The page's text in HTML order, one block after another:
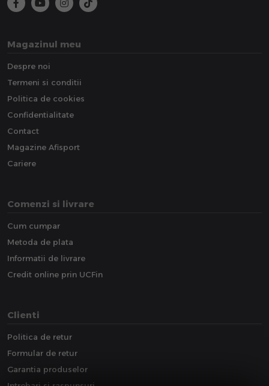
Magazinul meu
Despre noi
Termeni si conditii
Politica de cookies
Confidentialitate
Contact
Magazine Afisport
Cariere
Comenzi si livrare
Cum cumpar
Metoda de plata
Informatii de livrare
Credit online prin UCFin
Clienti
Politica de retur
Formular de retur
Garantia produselor